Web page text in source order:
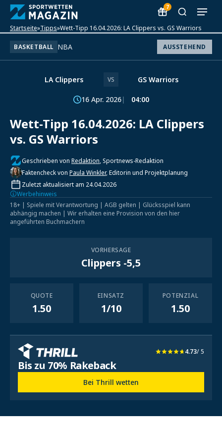
7
Startseite»Tipps»Wett-Tipp 16.04.2026: LA Clippers vs. GS Warriors
BASKETBALL NBA AUSSTEHEND
LA Clippers VS GS Warriors
16 Apr. 2026 04:00
Wett-Tipp 16.04.2026: LA Clippers
vs. GS Warriors
Geschrieben von Redaktion, Sportnews-Redaktion
Faktencheck von Paula Winkler, Editorin und Projektplanung
Zuletzt aktualisiert am 24.04.2026
Werbehinweis
18+ | Spiele mit Verantwortung | AGB gelten | Glücksspiel kann
abhängig machen | Wir erhalten eine Provision von den hier
angeführten Buchmachern
VORHERSAGE
Clippers -5,5
QUOTE
1.50
EINSATZ
1/10
POTENZIAL
1.50
4.73/ 5
Bis zu 70% Rakeback
Bei Thrill wetten